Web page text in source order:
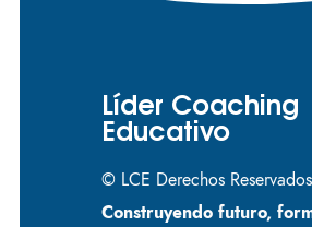
Líder Coaching
Educativo
© LCE Derechos Reservados
Construyendo futuro,